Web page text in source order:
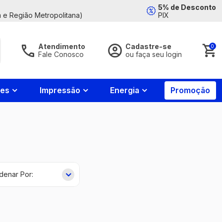
e Região Metropolitana)
5% de Desconto
PIX
Atendimento
Fale Conosco
Conosco
Whatsapp
Horário de
Cadastre-se
ou faça seu login
0
Impressão Energia Promoção